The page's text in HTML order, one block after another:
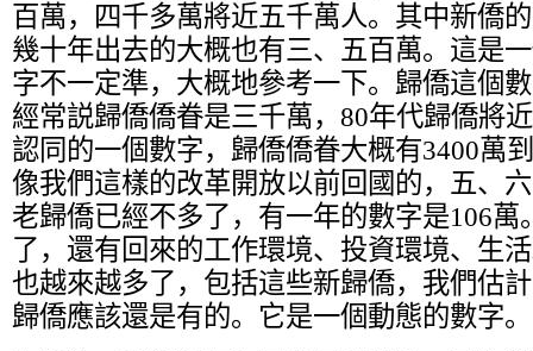
百萬，四千多萬將近五千萬人。其中新僑
幾十年出去的大概也有三、五百萬。這是
字不一定準，大概地參考一下。歸僑這個
經常説歸僑僑眷是三千萬，80年代歸僑將
認同的一個數字，歸僑僑眷大概有3400萬
像我們這樣的改革開放以前回國的，五、
老歸僑已經不多了，有一年的數字是106萬
了，還有回來的工作環境、投資環境、生
也越來越多了，包括這些新歸僑，我們估
歸僑應該還是有的。它是一個動態的數字。